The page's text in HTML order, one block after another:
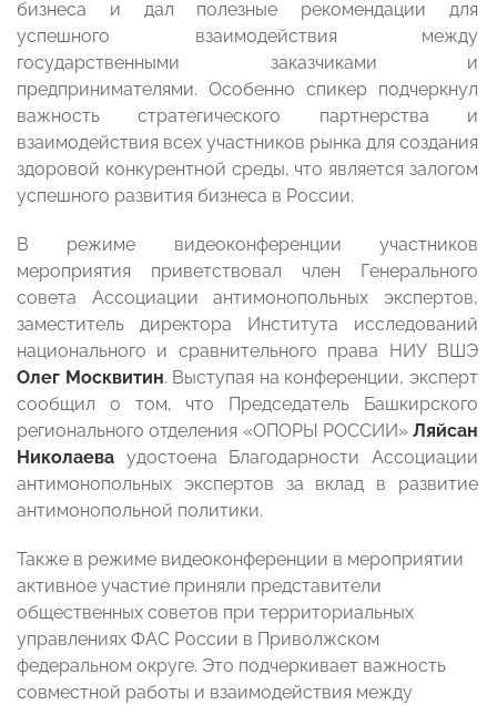
бизнеса и дал полезные рекомендации для
успешного взаимодействия между
государственными заказчиками и
предпринимателями. Особенно спикер подчеркнул
важность стратегического партнерства и
взаимодействия всех участников рынка для создания
здоровой конкурентной среды, что является залогом
успешного развития бизнеса в России.
В режиме видеоконференции участников
мероприятия приветствовал член Генерального
совета Ассоциации антимонопольных экспертов,
заместитель директора Института исследований
национального и сравнительного права НИУ ВШЭ
Олег Москвитин. Выступая на конференции, эксперт
сообщил о том, что Председатель Башкирского
регионального отделения «ОПОРЫ РОССИИ» Ляйсан
Николаева удостоена Благодарности Ассоциации
антимонопольных экспертов за вклад в развитие
антимонопольной политики.
Также в режиме видеоконференции в мероприятии
активное участие приняли представители
общественных советов при территориальных
управлениях ФАС России в Приволжском
федеральном округе. Это подчеркивает важность
совместной работы и взаимодействия между